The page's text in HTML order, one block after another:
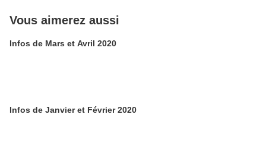
Vous aimerez aussi
Infos de Mars et Avril 2020
Infos de Janvier et Février 2020